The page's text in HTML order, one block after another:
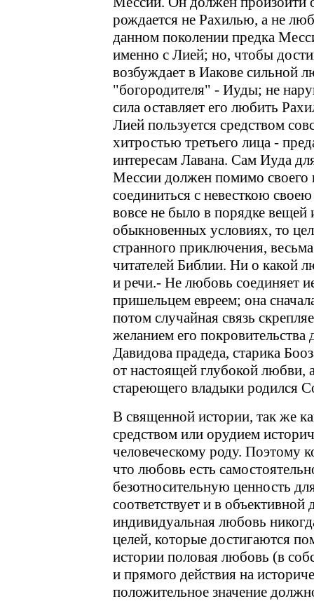
рождается не Рахилью, а не
данном поколении предка
именно с Лией; но, чтобы
возбуждает в Иакове сильной
"богородителя" - Иуды; не
сила оставляет его любить
Лией пользуется средством
хитростью третьего лица -
интересам Лавана. Сам Иуда
Мессии должен помимо своего
соединиться с невесткою
вовсе не было в порядке
обыкновенных условиях, то
странного приключения,
читателей Библии. Ни о какой
и речи.- Не любовь соединяет
пришельцем евреем; она
потом случайная связь
желанием его
Давидова прадеда, старика
от настоящей глубокой любви,
стареющего владыки родился
В священной истории, так же
средством или орудием
человеческому роду. Поэтому
что любовь есть
безотносительную ценность
соответствует и в объективной
индивидуальная любовь
целей, которые достигаются
истории половая любовь (в
и прямого действия на
положительное значение